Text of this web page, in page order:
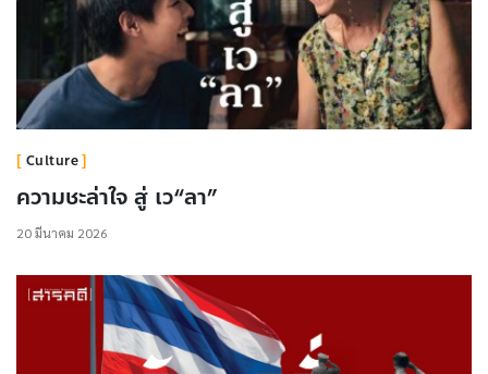
Culture
ความชะล่าใจ สู่ เว“ลา”
20 มีนาคม 2026